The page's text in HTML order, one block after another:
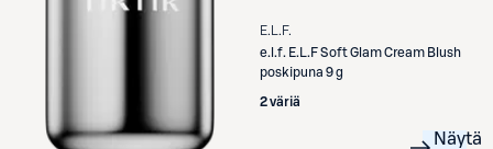
E.L.F.
e.l.f. E.L.F Soft Glam Cream Blush
poskipuna 9 g
2 väriä
Näytä